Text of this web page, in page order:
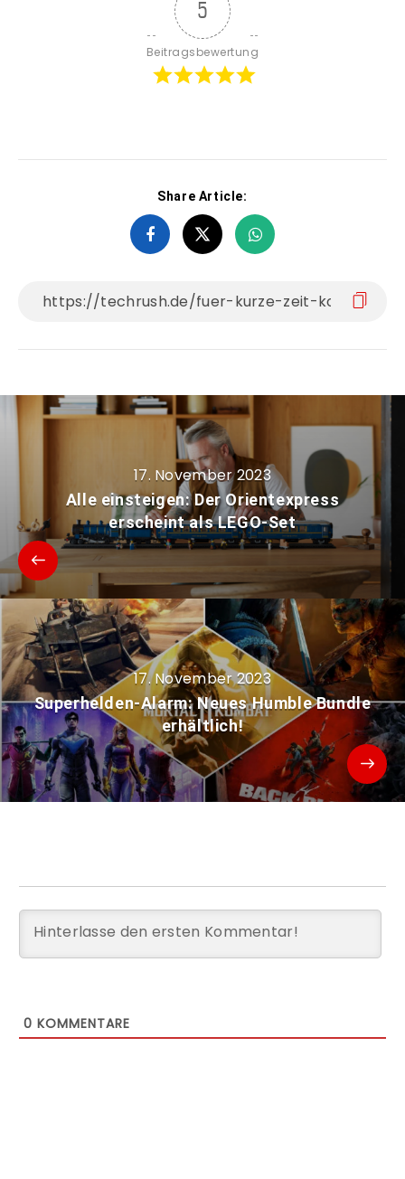
5
Beitragsbewertung
Share Article:
17. November 2023
Alle einsteigen: Der Orientexpress
erscheint als LEGO-Set
17. November 2023
Superhelden-Alarm: Neues Humble Bundle
erhältlich!
0 KOMMENTARE